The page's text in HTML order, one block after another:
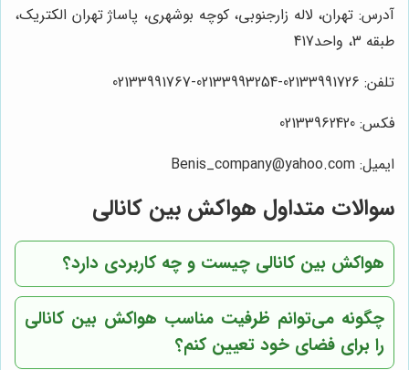
آدرس: تهران، لاله زارجنوبی، کوچه بوشهری، پاساژ تهران الکتریک،
طبقه 3، واحد417
تلفن: 02133991726-02133993254-02133991767
فکس: 02133962420
ایمیل: Benis_company@yahoo.com
سوالات متداول هواکش بین کانالی
هواکش بین کانالی چیست و چه کاربردی دارد؟
چگونه می‌توانم ظرفیت مناسب هواکش بین کانالی
را برای فضای خود تعیین کنم؟